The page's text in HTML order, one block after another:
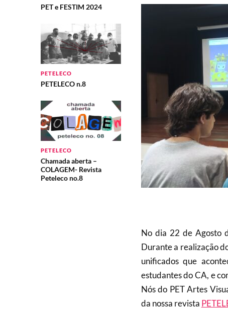
PET e FESTIM 2024
PETELECO
PETELECO n.8
PETELECO
Chamada aberta –
COLAGEM- Revista
Peteleco no.8
No dia 22 de Agosto
Durante a realização
unificados que
estudantes do CA, e
Nós do PET Artes
da nossa revista